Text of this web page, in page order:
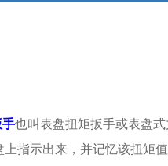
手也叫表盘扭矩扳手或表盘式
指示出来，并记忆该扭矩